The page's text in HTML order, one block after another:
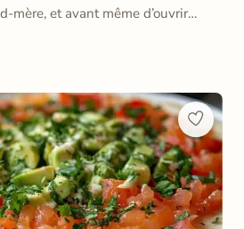
mère, et avant même d’ouvrir…